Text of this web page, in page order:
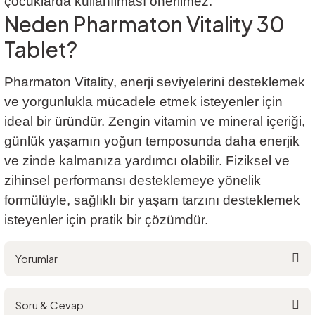
Neden Pharmaton Vitality 30
Tablet?
Pharmaton Vitality, enerji seviyelerini desteklemek
ve yorgunlukla mücadele etmek isteyenler için
ideal bir üründür. Zengin vitamin ve mineral içeriği,
günlük yaşamın yoğun temposunda daha enerjik
ve zinde kalmanıza yardımcı olabilir. Fiziksel ve
zihinsel performansı desteklemeye yönelik
formülüyle, sağlıklı bir yaşam tarzını desteklemek
isteyenler için pratik bir çözümdür.
Yorumlar
Soru & Cevap